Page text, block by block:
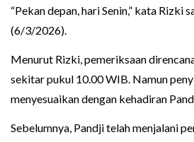
“Pekan depan, hari Senin,” kata Rizki
(6/3/2026).
Menurut Rizki, pemeriksaan
sekitar pukul 10.00 WIB. Namun
menyesuaikan dengan kehadiran
Sebelumnya, Pandji telah menjalani